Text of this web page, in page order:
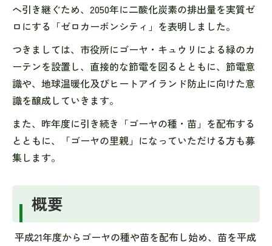
へ引き継ぐため、2050年に二酸化炭素の排出量を実質ゼ
ロにする「ゼロカーボンシティ」を表明しました。
つきましては、市役所にゴーヤ・キュウリによる緑のカ
ーテンを設置し、直接的な節電を図るとともに、節電意
識や、地球温暖化及びヒートアイランド防止に向けた意
識を醸成していきます。
また、昨年度に引き続き「ゴーヤの種・苗」を配布する
とともに、「ゴーヤの里親」になっていただける方も募
集します。
概要
平成21年度からゴーヤの種や苗を配布し始め、苗を平成